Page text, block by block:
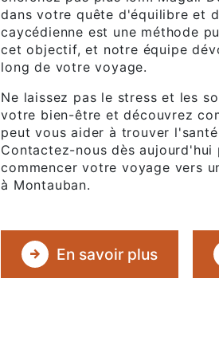
dans votre quête d'équilibre et
caycédienne est une méthode
cet objectif, et notre équipe
long de votre voyage.
Ne laissez pas le stress et les
votre bien-être et découvrez
peut vous aider à trouver
Contactez-nous dès
commencer votre voyage vers
à Montauban.
En savoir plus